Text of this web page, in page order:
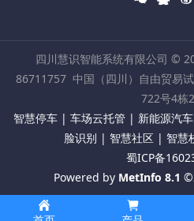
四川慧识智能系统有限公司 ©
86711757 中国（四川）自由贸易
722号4栋
智慧停车 | 车场云托管 | 新能源汽
脸识别 | 智慧社区 | 智慧
蜀ICP备
Powered by MetInfo 8.1